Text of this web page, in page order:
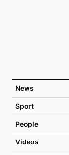
News
Sport
People
Videos